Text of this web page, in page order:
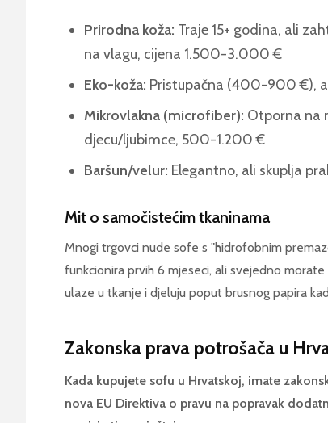
Prirodna koža: Traje 15+ godina, ali
na vlagu, cijena 1.500-3.000 €
Eko-koža: Pristupačna (400-900 €),
Mikrovlakna (microfiber): Otporna na
djecu/ljubimce, 500-1.200 €
Baršun/velur: Elegantno, ali skuplja
Mit o samočistećim tkaninama
Mnogi trgovci nude sofe s "hidrofobnim
funkcionira prvih 6 mjeseci, ali svejedno
ulaze u tkanje i djeluju poput brusnog papira
Zakonska prava potrošača u
Kada kupujete sofu u Hrvatskoj, imate
nova EU Direktiva o pravu na popravak